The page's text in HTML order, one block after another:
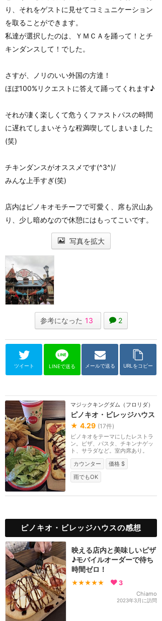
り、それをゲストに見せてコミュニケーション
を取ることができます。
私達が選択したのは、ＹＭＣＡを踊って！とチ
キンダンスして！でした。
さすが、ノリのいい外国の方達！
ほぼ100%リクエストに答えて踊ってくれます♪
それが凄く楽しくて危うくファストパスの時間
に遅れてしまいそうな程満喫してしまいました
(笑)
チキンダンスがオススメです(^3^)/
みんな上手すぎ(笑)
店内はピノキオモチーフで可愛く、席も沢山あ
り、少し暗めなので休憩にはもってこいです。
写真を拡大
参考になった 13 2
ツイート LINEで送る メールで送る URLをコピー
マジックキングダム（フロリダ）
ピノキオ・ビレッジハウス
★ 4.29 (17件)
ピノキオをテーマにしたレストラ
ン。ピザ、パスタ、チキンナゲッ
ト、サラダなど。室内席あり。
カウンター
価格 $
雨でもOK
ピノキオ・ビレッジハウスの感想
映える店内と美味しいピザ
♪モバイルオーダーで待ち
時間ゼロ！
★★★★★ 3
Chiamo
2023年3月に訪問